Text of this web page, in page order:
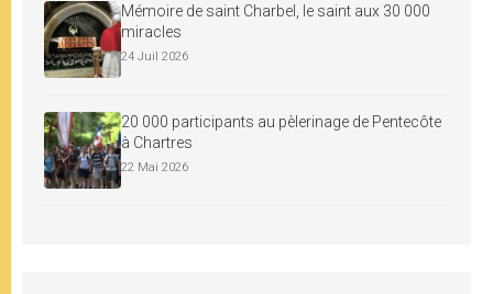
Mémoire de saint Charbel, le saint aux 30 000
miracles
24 Juil 2026
20 000 participants au pèlerinage de Pentecôte
à Chartres
22 Mai 2026